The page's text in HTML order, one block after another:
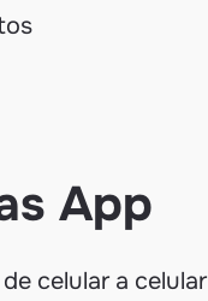
App
celular a celular